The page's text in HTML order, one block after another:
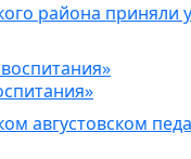
района приняли